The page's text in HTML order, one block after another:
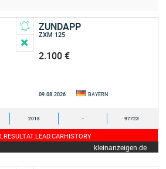
ZUNDAPP
ZXM 125
2.100 €
09.08.2026 BAYERN
2018 - 97723
kleinanzeigen.de